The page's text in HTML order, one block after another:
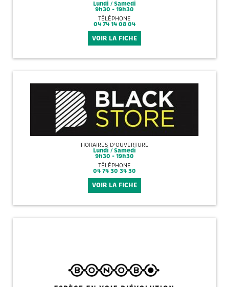
Lundi / Samedi
9h30 - 19h30
TÉLÉPHONE
04 74 14 08 04
VOIR LA FICHE
HORAIRES D'OUVERTURE
Lundi / Samedi
9h30 - 19h30
TÉLÉPHONE
04 74 30 34 30
VOIR LA FICHE